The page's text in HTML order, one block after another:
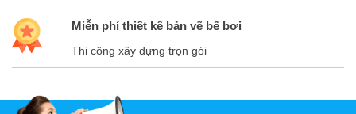
Miễn phí thiết kế bản vẽ bể bơi
Thi công xây dựng trọn gói